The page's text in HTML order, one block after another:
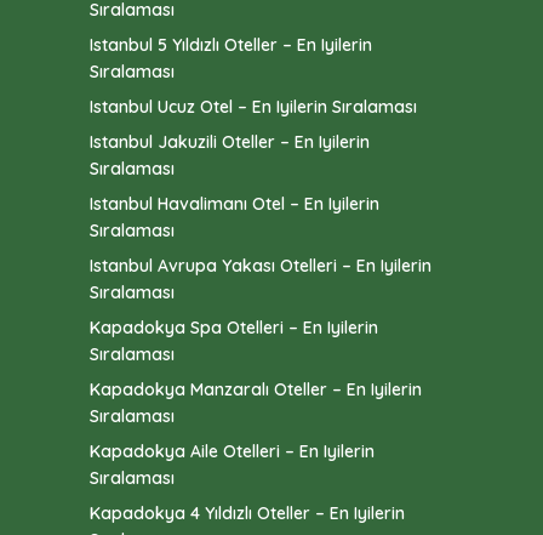
Sıralaması
Istanbul 5 Yıldızlı Oteller – En Iyilerin
Sıralaması
Istanbul Ucuz Otel – En Iyilerin Sıralaması
Istanbul Jakuzili Oteller – En Iyilerin
Sıralaması
Istanbul Havalimanı Otel – En Iyilerin
Sıralaması
Istanbul Avrupa Yakası Otelleri – En Iyilerin
Sıralaması
Kapadokya Spa Otelleri – En Iyilerin
Sıralaması
Kapadokya Manzaralı Oteller – En Iyilerin
Sıralaması
Kapadokya Aile Otelleri – En Iyilerin
Sıralaması
Kapadokya 4 Yıldızlı Oteller – En Iyilerin